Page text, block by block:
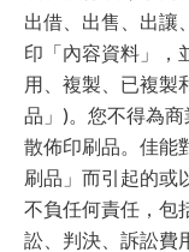
出借、出售、出讓
印「內容資料」，
用、複製、已複製
品」)。您不得為
散佈印刷品。佳能
刷品」而引起的或
不負任何責任，包
訟、判決、訴訟費